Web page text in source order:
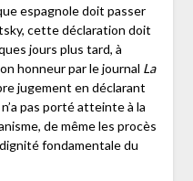
espagnole doit passer
cette déclaration doit
jours plus tard, à
honneur par le journal La
jugement en déclarant
pas porté atteinte à la
de même les procès
fondamentale du